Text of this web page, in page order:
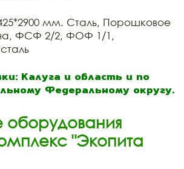
мм. Сталь, Порошковое
ФСФ 2/2, ФОФ 1/1,
Калуга и область и по
Федеральному округу.
"Экопита